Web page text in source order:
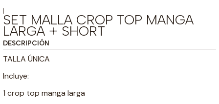
|
SET MALLA CROP TOP MANGA
LARGA + SHORT
DESCRIPCIÓN
TALLA ÚNICA
Incluye:
1 crop top manga larga